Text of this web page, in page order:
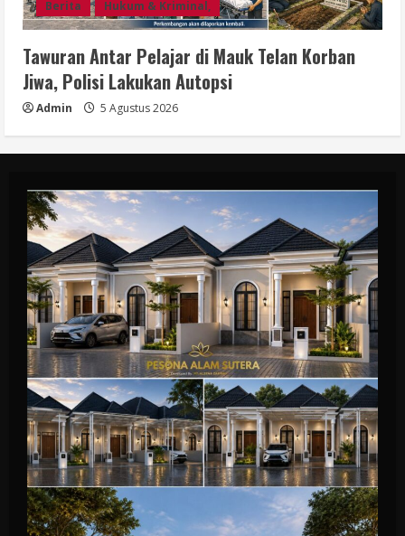
Berita Hukum & Kriminal,
Tawuran Antar Pelajar di Mauk Telan Korban
Jiwa, Polisi Lakukan Autopsi
Admin 5 Agustus 2026